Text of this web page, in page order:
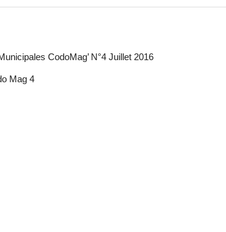
CodoMag’ N°4 Juillet 2016
Mag 4